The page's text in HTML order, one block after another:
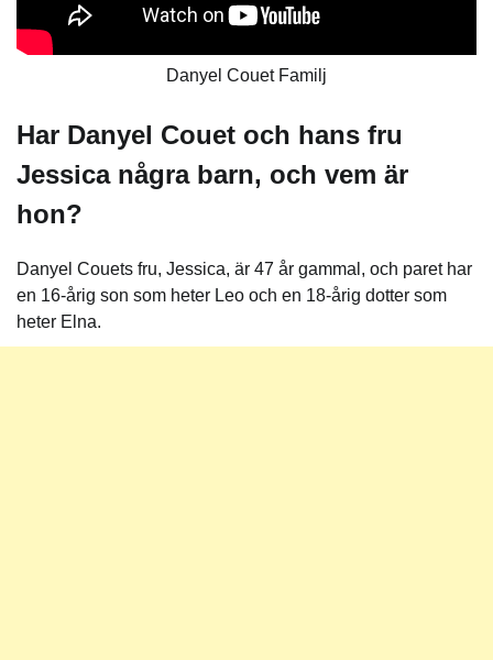
Danyel Couet Familj
Har Danyel Couet och hans fru
Jessica några barn, och vem är
hon?
Danyel Couets fru, Jessica, är 47 år gammal, och paret har
en 16-årig son som heter Leo och en 18-årig dotter som
heter Elna.